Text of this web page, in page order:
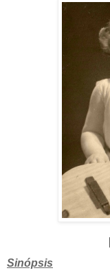
Sinópsis